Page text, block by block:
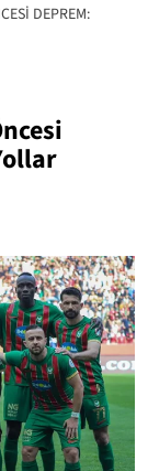
DEPREM: